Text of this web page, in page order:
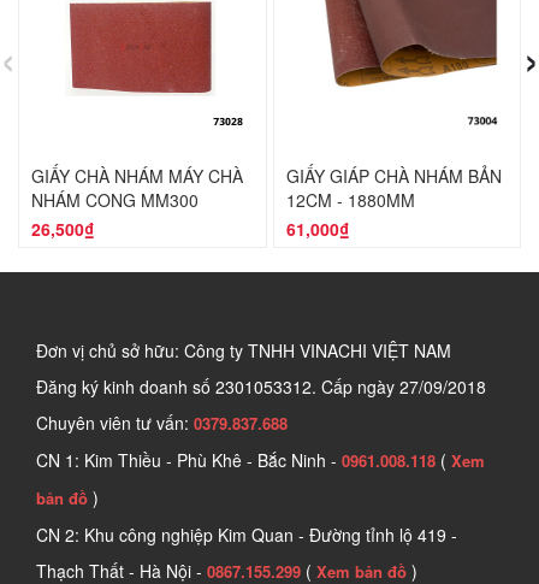
GIẤY CHÀ NHÁM MÁY CHÀ
NHÁM CONG MM300
26,500₫
GIẤY GIÁP CHÀ NHÁM BẢN
12CM - 1880MM
61,000₫
‹ ›
Đơn vị chủ sở hữu: Công ty TNHH VINACHI VIỆT NAM
Đăng ký kinh doanh số 2301053312. Cấp ngày 27/09/2018
Chuyên viên tư vấn: 0379.837.688
CN 1: Kim Thiều - Phù Khê - Bắc Ninh - 0961.008.118 ( Xem
bản đồ )
CN 2: Khu công nghiệp Kim Quan - Đường tỉnh lộ 419 -
Thạch Thất - Hà Nội - 0867.155.299 ( Xem bản đồ )